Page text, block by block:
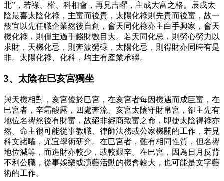
北”，若祿、權、科相會，再見吉曜，主成大富之格。辰戌太
陰最喜太陰化祿，主富而後貴，太陽化祿則先貴而後富，故一
般宜以先任職企業然後自創，會天同化祿亦主白手興家，會天
機化祿，則僅主過手錢財數目大。若天同化忌，則勞心勞力以
求財，天機化忌，則奔波勞碌，太陽化忌，則得財亦同時有是
非。太陽化祿、化科，均主有產業承繼。
3、太陰在巳亥宮獨坐
與天機相對，亥宮優於巳宮，在亥宮者每因機遇而成巨富，在
巳宮者，辛霜酸露，四處奔流。亥宮太陰守財帛宮，卻主先有
地位名譽然後有財富，故絕非經商致富之命，即使太陰得祿亦
然。命主很可能從事教職、律師法務或公家機關的工作，若見
科文諸曜，尤宜學術研究。在巳宮者，難有相同性質，但名譽
地位減等，而進財亦較少，或較艱辛。在巳宮，因為日月反背
不利公職，從事娛樂或演藝活動的機會較大，也可能是文字藝
術的工作。